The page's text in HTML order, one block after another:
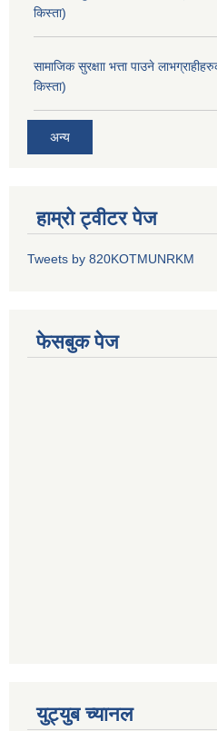
किस्ता)
सामाजिक सुरक्षाा भत्ता पाउने
किस्ता)
अन्य
हाम्रो ट्वीटर पेज
Tweets by 820KOTMUNRKM
फेसबुक पेज
युट्युब च्यानल